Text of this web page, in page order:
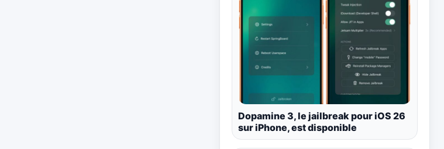
Dopamine 3, le jailbreak pour iOS 26
sur iPhone, est disponible